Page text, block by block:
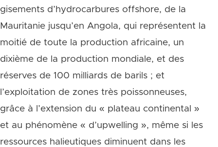
gisements d’hydrocarbures offshore, de la
Mauritanie jusqu’en Angola, qui représentent la
moitié de toute la production africaine, un
dixième de la production mondiale, et des
réserves de 100 milliards de barils ; et
l’exploitation de zones très poissonneuses,
grâce à l’extension du « plateau continental »
et au phénomène « d’upwelling », même si les
ressources halieutiques diminuent dans les